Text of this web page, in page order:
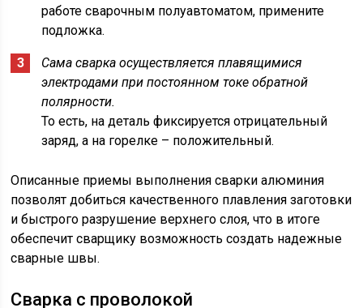
работе сварочным полуавтоматом, примените
подложка.
Сама сварка осуществляется плавящимися
электродами при постоянном токе обратной
полярности.
То есть, на деталь фиксируется отрицательный
заряд, а на горелке – положительный.
Описанные приемы выполнения сварки алюминия
позволят добиться качественного плавления заготовки
и быстрого разрушение верхнего слоя, что в итоге
обеспечит сварщику возможность создать надежные
сварные швы.
Сварка с проволокой